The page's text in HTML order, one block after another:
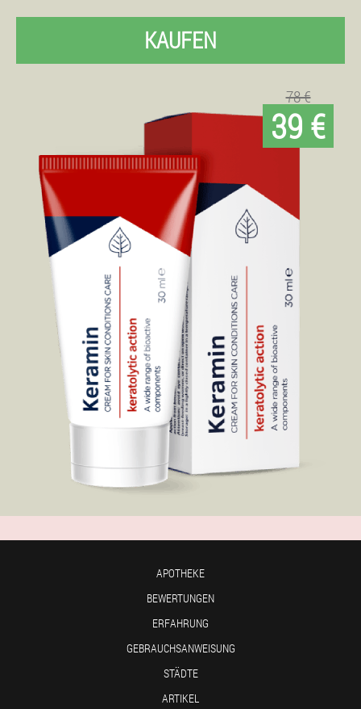
KAUFEN
78 €
39 €
APOTHEKE
BEWERTUNGEN
ERFAHRUNG
GEBRAUCHSANWEISUNG
STÄDTE
ARTIKEL